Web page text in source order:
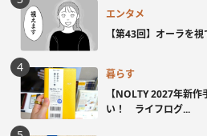
エンタメ
【第43回】オーラを
暮らす
【NOLTY 2027年新
い！ ライフログ...